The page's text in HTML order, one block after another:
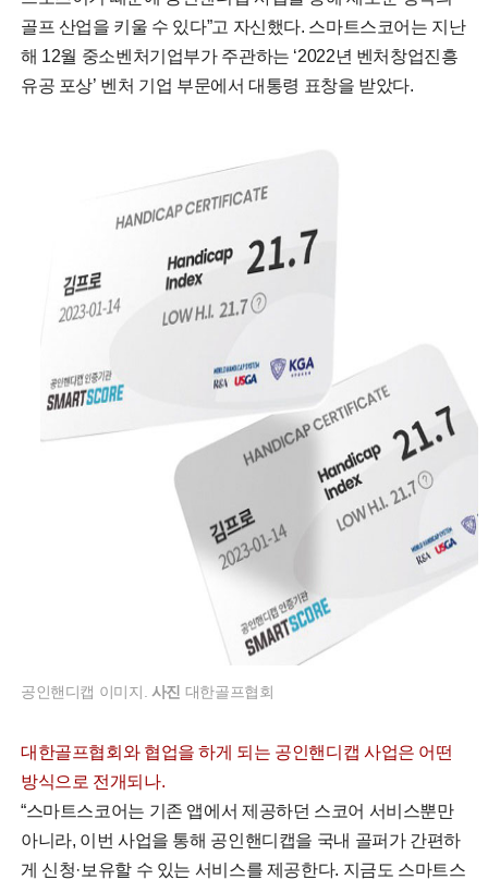
골프 산업을 키울 수 있다”고 자신했다. 스마트스코어는 지난
해 12월 중소벤처기업부가 주관하는 ‘2022년 벤처창업진흥
유공 포상’ 벤처 기업 부문에서 대통령 표창을 받았다.
공인핸디캡 이미지. 사진 대한골프협회
대한골프협회와 협업을 하게 되는 공인핸디캡 사업은 어떤
방식으로 전개되나.
“스마트스코어는 기존 앱에서 제공하던 스코어 서비스뿐만
아니라, 이번 사업을 통해 공인핸디캡을 국내 골퍼가 간편하
게 신청·보유할 수 있는 서비스를 제공한다. 지금도 스마트스